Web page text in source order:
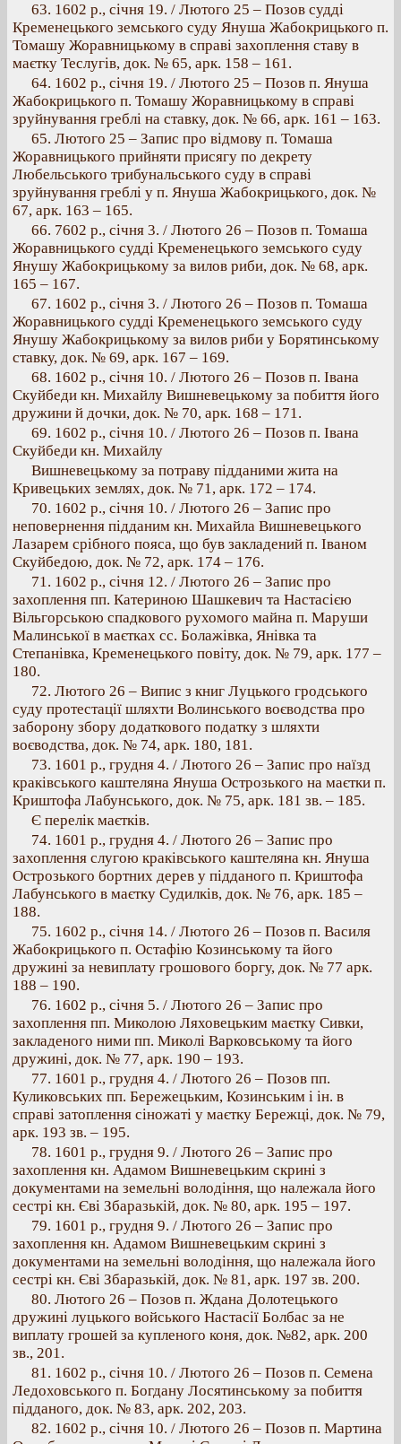
63. 1602 p., січня 19. / Лютого 25 – Позов судді
Кременецького земського суду Януша Жабокрицького п.
Томашу Жоравницькому в справі захоплення ставу в
маєтку Теслугів, док. № 65, арк. 158 – 161.
64. 1602 р., січня 19. / Лютого 25 – Позов п. Януша
Жабокрицького п. Томашу Жоравницькому в справі
зруйнування греблі на ставку, док. № 66, арк. 161 – 163.
65. Лютого 25 – Запис про відмову п. Томаша
Жоравницького прийняти присягу по декрету
Любельського трибунальського суду в справі
зруйнування греблі у п. Януша Жабокрицького, док. №
67, арк. 163 – 165.
66. 7602 p., січня 3. / Лютого 26 – Позов п. Томаша
Жоравницького судді Кременецького земського суду
Янушу Жабокрицькому за вилов риби, док. № 68, арк.
165 – 167.
67. 1602 p., січня 3. / Лютого 26 – Позов п. Томаша
Жоравницького судді Кременецького земського суду
Янушу Жабокрицькому за вилов риби у Борятинському
ставку, док. № 69, арк. 167 – 169.
68. 1602 р., січня 10. / Лютого 26 – Позов п. Івана
Скуйбеди кн. Михайлу Вишневецькому за побиття його
дружини й дочки, док. № 70, арк. 168 – 171.
69. 1602 р., січня 10. / Лютого 26 – Позов п. Івана
Скуйбеди кн. Михайлу
Вишневецькому за потраву підданими жита на
Кривецьких землях, док. № 71, арк. 172 – 174.
70. 1602 р., січня 10. / Лютого 26 – Запис про
неповернення підданим кн. Михайла Вишневецького
Лазарем срібного пояса, що був закладений п. Іваном
Скуйбедою, док. № 72, арк. 174 – 176.
71. 1602 p., січня 12. / Лютого 26 – Запис про
захоплення пп. Катериною Шашкевич та Настасією
Вільгорською спадкового рухомого майна п. Маруши
Малинської в маєтках сс. Болажівка, Янівка та
Степанівка, Кременецького повіту, док. № 79, арк. 177 –
180.
72. Лютого 26 – Випис з книг Луцького гродського
суду протестації шляхти Волинського воєводства про
заборону збору додаткового податку з шляхти
воєводства, док. № 74, арк. 180, 181.
73. 1601 p., грудня 4. / Лютого 26 – Запис про наїзд
краківського каштеляна Януша Острозького на маєтки п.
Криштофа Лабунського, док. № 75, арк. 181 зв. – 185.
Є перелік маєтків.
74. 1601 p., грудня 4. / Лютого 26 – Запис про
захоплення слугою краківського каштеляна кн. Януша
Острозького бортних дерев у підданого п. Криштофа
Лабунського в маєтку Судилків, док. № 76, арк. 185 –
188.
75. 1602 p., січня 14. / Лютого 26 – Позов п. Василя
Жабокрицького п. Остафію Козинському та його
дружині за невиплату грошового боргу, док. № 77 арк.
188 – 190.
76. 1602 p., січня 5. / Лютого 26 – Запис про
захоплення пп. Миколою Ляховецьким маєтку Сивки,
закладеного ними пп. Миколі Варковському та його
дружині, док. № 77, арк. 190 – 193.
77. 1601 p., грудня 4. / Лютого 26 – Позов пп.
Куликовських пп. Бережецьким, Козинським і ін. в
справі затоплення сіножаті у маєтку Бережці, док. № 79,
арк. 193 зв. – 195.
78. 1601 p., грудня 9. / Лютого 26 – Запис про
захоплення кн. Адамом Вишневецьким скрині з
документами на земельні володіння, що належала його
сестрі кн. Єві Збаразькій, док. № 80, арк. 195 – 197.
79. 1601 p., грудня 9. / Лютого 26 – Запис про
захоплення кн. Адамом Вишневецьким скрині з
документами на земельні володіння, що належала його
сестрі кн. Єві Збаразькій, док. № 81, арк. 197 зв. 200.
80. Лютого 26 – Позов п. Ждана Долотецького
дружині луцького войського Настасії Болбас за не
виплату грошей за купленого коня, док. №82, арк. 200
зв., 201.
81. 1602 р., січня 10. / Лютого 26 – Позов п. Семена
Ледоховського п. Богдану Лосятинському за побиття
підданого, док. № 83, арк. 202, 203.
82. 1602 p., січня 10. / Лютого 26 – Позов п. Мартина